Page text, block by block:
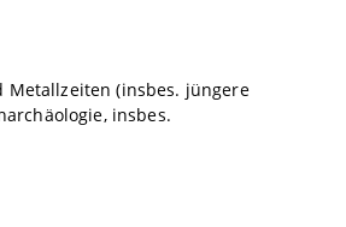
Metallzeiten (insbes. jüngere
insbes.